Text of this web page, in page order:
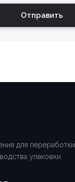
Отправить
для переработки
упаковки.